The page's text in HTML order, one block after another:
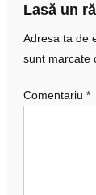
Lasă un
Adresa ta de
sunt marcate
Comentariu *